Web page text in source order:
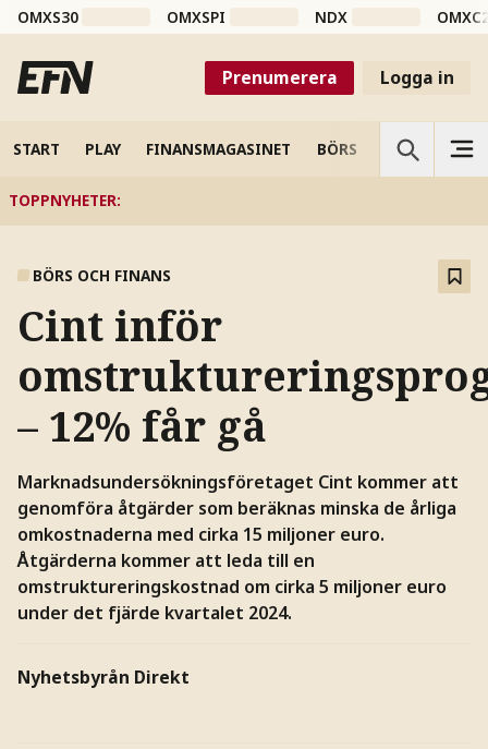
OMXS30 OMXSPI NDX
Prenumerera Logga in
START PLAY FINANSMAGASINET BÖRS VETENSKAP
TOPPNYHETER:
BÖRS OCH FINANS
Cint inför
– 12% får gå
Marknadsundersökningsföretaget Cint kommer att
genomföra åtgärder som beräknas minska de årliga
omkostnaderna med cirka 15 miljoner euro.
Åtgärderna kommer att leda till en
omstruktureringskostnad om cirka 5 miljoner euro
under det fjärde kvartalet 2024.
Nyhetsbyrån Direkt